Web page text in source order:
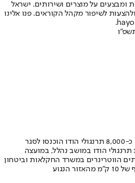
ומבצעים על מוצרים ושירותים. ישראל
לשיפור מקהל הקוראים. פנו אלינו
הודו במושב נהלל, במועצה
הווטרינרים במשרד החקלאות וביטחון
הנגוע